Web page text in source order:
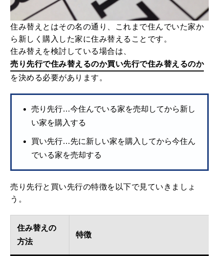
住み替えとはその名の通り、これまで住んでいた家か
ら新しく購入した家に住み替えることです。
住み替えを検討している場合は、
売り先行で住み替えるのか買い先行で住み替えるのか
を決める必要があります。
売り先行…今住んでいる家を売却してから新し
い家を購入する
買い先行…先に新しい家を購入してから今住ん
でいる家を売却する
売り先行と買い先行の特徴を以下で見ていきましょ
う。
住み替えの
方法
特徴